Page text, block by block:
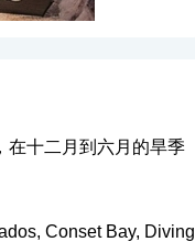
在十二月到六月的旱季
Conset Bay, Diving